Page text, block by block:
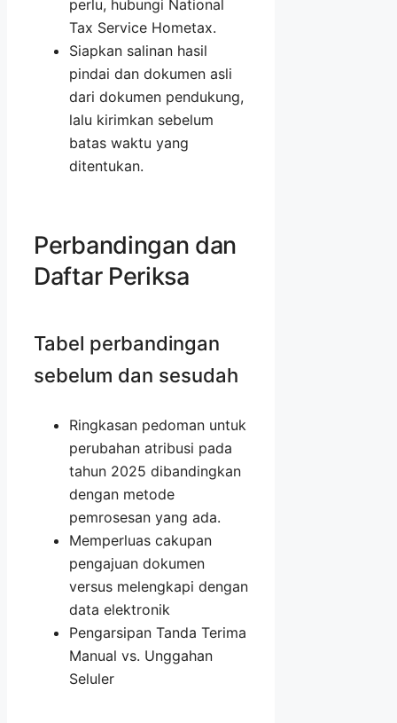
perlu, hubungi National
Tax Service Hometax.
Siapkan salinan hasil
pindai dan dokumen asli
dari dokumen pendukung,
lalu kirimkan sebelum
batas waktu yang
ditentukan.
Perbandingan dan
Daftar Periksa
Tabel perbandingan
sebelum dan sesudah
Ringkasan pedoman untuk
perubahan atribusi pada
tahun 2025 dibandingkan
dengan metode
pemrosesan yang ada.
Memperluas cakupan
pengajuan dokumen
versus melengkapi dengan
data elektronik
Pengarsipan Tanda Terima
Manual vs. Unggahan
Seluler